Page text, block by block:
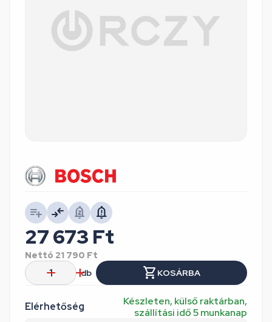
Elérhetőség
Készleten, külső raktárban,
szállítási idő 5 munkanap
27 673 Ft
Nettó 21 790 Ft
db
KOSÁRBA